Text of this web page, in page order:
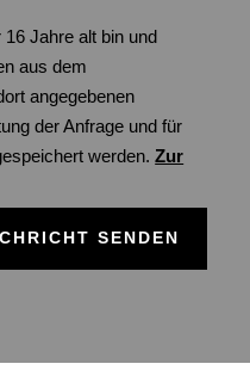
Jahre alt bin und
aus dem
angegebenen
der Anfrage und für
werden.Zur
SENDEN